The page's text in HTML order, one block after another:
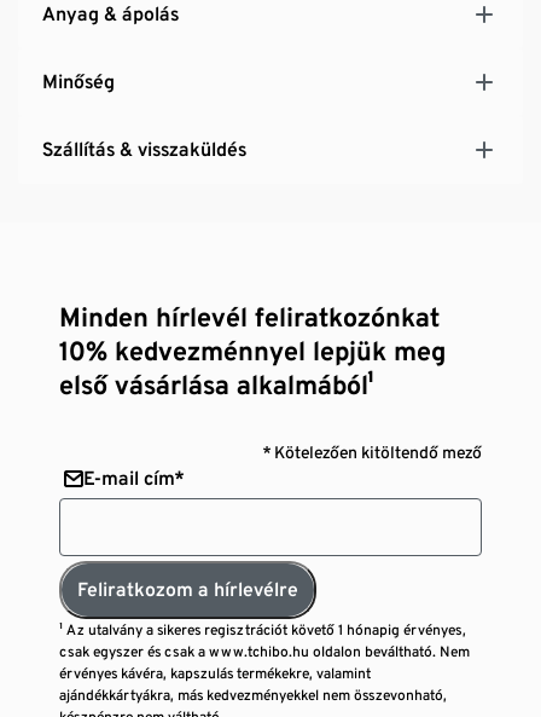
Anyag & ápolás
Minőség
Szállítás & visszaküldés
Minden hírlevél feliratkozónkat
10% kedvezménnyel lepjük meg
első vásárlása alkalmából¹
* Kötelezően kitöltendő mező
E-mail cím*
Feliratkozom a hírlevélre
¹ Az utalvány a sikeres regisztrációt követő 1 hónapig érvényes,
csak egyszer és csak a www.tchibo.hu oldalon beváltható. Nem
érvényes kávéra, kapszulás termékekre, valamint
ajándékkártyákra, más kedvezményekkel nem összevonható,